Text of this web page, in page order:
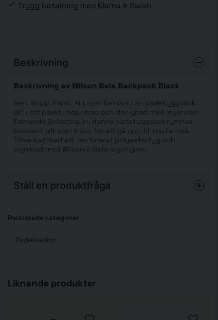
Trygg betalning med Klarna & Swish
Beskrivning
Beskrivning av Wilson Bela Backpack Black
Ren. Skarp. Färsk. Allt som behövs i en padelryggsäck
allt i ett paket. Inspirerad och designad med legenden
Fernando Belasteguín, denna padelryggsäck rymmer
bekvämt allt som krävs för att gå upp till nästa nivå.
Tillverkad med ett texturerat polyestertyg och
signerad med Wilson x Bela-logotypen.
Ställ en produktfråga
Fråga oss något om denna produkten...
Relaterade kategorier
Padelväskor
Liknande produkter